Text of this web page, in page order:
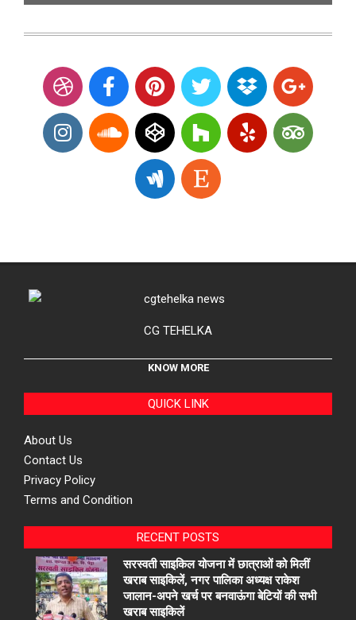
CG TEHELKA
KNOW MORE
QUICK LINK
About Us
Contact Us
Privacy Policy
Terms and Condition
RECENT POSTS
सरस्वती साइकिल योजना में छात्राओं को मिलीं
खराब साइकिलें, नगर पालिका अध्यक्ष राकेश
जालान-अपने खर्च पर बनवाऊंगा बेटियों की सभी
खराब साइकिलें